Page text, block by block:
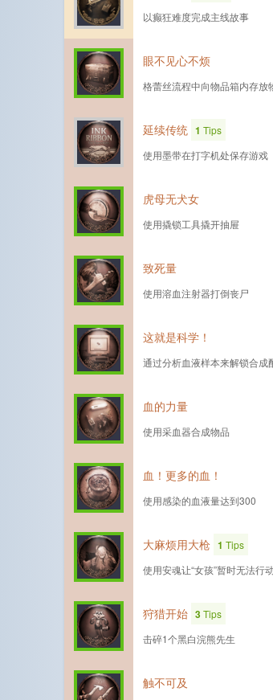
以癫狂难度完成主线故事
眼不见心不烦
格蕾丝流程中向物品箱内存放
延续传统 1 Tips
使用墨带在打字机处保存游戏
虎母无犬女
使用撬锁工具撬开抽屉
致死量
使用溶血注射器打倒丧尸
这就是科学！
通过分析血液样本来解锁合成
血的力量
使用采血器合成物品
血！更多的血！
使用感染的血液量达到300
大麻烦用大枪 1 Tips
使用安魂让“女孩”暂时无法行动
狩猎开始 3Tips
击碎1个黑白浣熊先生
触不可及